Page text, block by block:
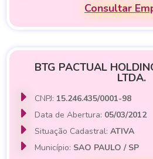
Consultar
BTG PACTUAL
LTDA.
CNPJ: 15.246.435/0001-98
Data de Abertura: 05/03/2012
Situação Cadastral:ATIVA
Município: SAO PAULO / SP